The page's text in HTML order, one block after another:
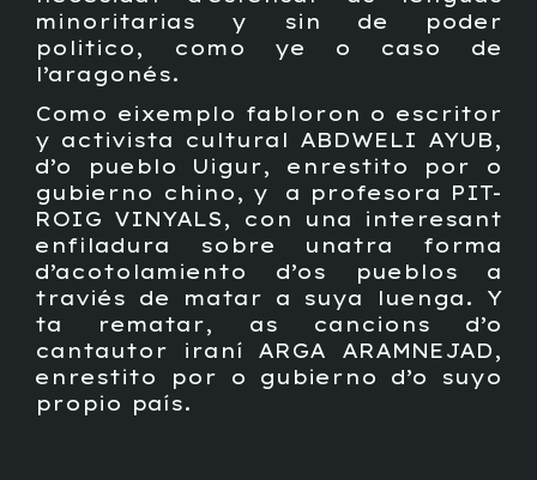
minoritarias y sin de poder
politico, como ye o caso de
l’aragonés.
Como eixemplo fabloron o escritor
y activista cultural ABDWELI AYUB,
d’o pueblo Uigur, enrestito por o
gubierno chino, y a profesora PIT-
ROIG VINYALS, con una interesant
enfiladura sobre unatra forma
d’acotolamiento d’os pueblos a
traviés de matar a suya luenga. Y
ta rematar, as cancions d’o
cantautor iraní ARGA ARAMNEJAD,
enrestito por o gubierno d’o suyo
propio país.